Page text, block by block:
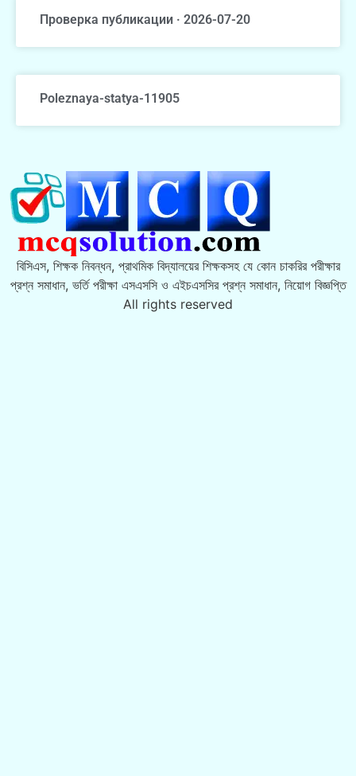
Проверка публикации · 2026-07-20
Poleznaya-statya-11905
বিসিএস, শিক্ষক নিবন্ধন, প্রাথমিক বিদ্যালয়ের শিক্ষকসহ যে কোন চাকরির পরীক্ষার
প্রশ্ন সমাধান, ভর্তি পরীক্ষা এসএসসি ও এইচএসসির প্রশ্ন সমাধান, নিয়োগ বিজ্ঞপ্তি
All rights reserved